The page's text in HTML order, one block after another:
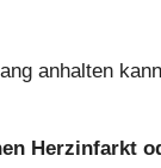
anhalten
Herzinfarkt